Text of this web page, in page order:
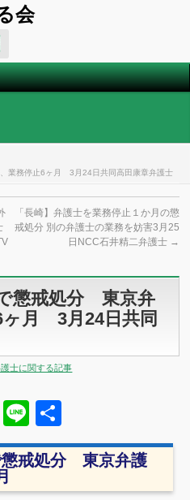
会
業務停止6ヶ月 3月24日共同高田康章弁護士
「長崎】弁護士を業務停止１か月の懲
戒処分 別の弁護士の業務を妨害3月25
日NCC石井精二弁護士 →
懲戒処分 東京弁
ヶ月 3月24日共同
士に関する記事
Hatena
Line
有
懲戒処分 東京弁護